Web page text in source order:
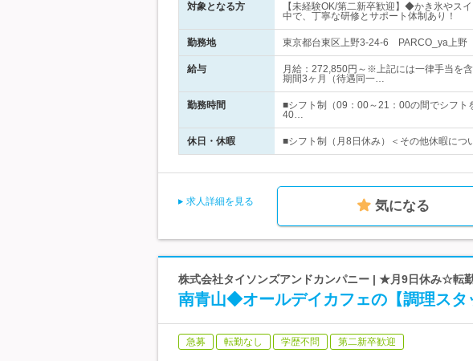
対象となる方
【未経験OK/第二新卒歓迎】◆かき氷やス
中で、丁寧な研修とサポート体制あり！
勤務地 東京都台東区上野3-24-6 PARCO_ya上
給与
月給：272,850円～※上記には一律手当を
期間3ヶ月（待遇同一…
勤務時間
■シフト制（09：00～21：00の間でシフト
40…
休日・休暇 ■シフト制（月8日休み）＜その他休暇につ
求人詳細を見る 気になる
株式会社タイソンズアンドカンパニー | ★月9日休み☆
南青山◆オールデイカフェの【調理スタ
急募 転勤なし 学歴不問 第二新卒歓迎